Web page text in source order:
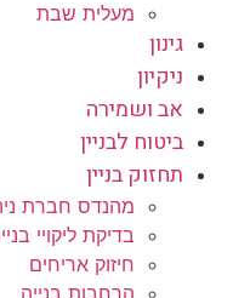
מעלית שבת
גינון
ניקיון
אב ושמירה
ביטוח לבניין
תחזוק בניין
מהנדס חברת
בדיקת ליקויי
חיזוק אריחים